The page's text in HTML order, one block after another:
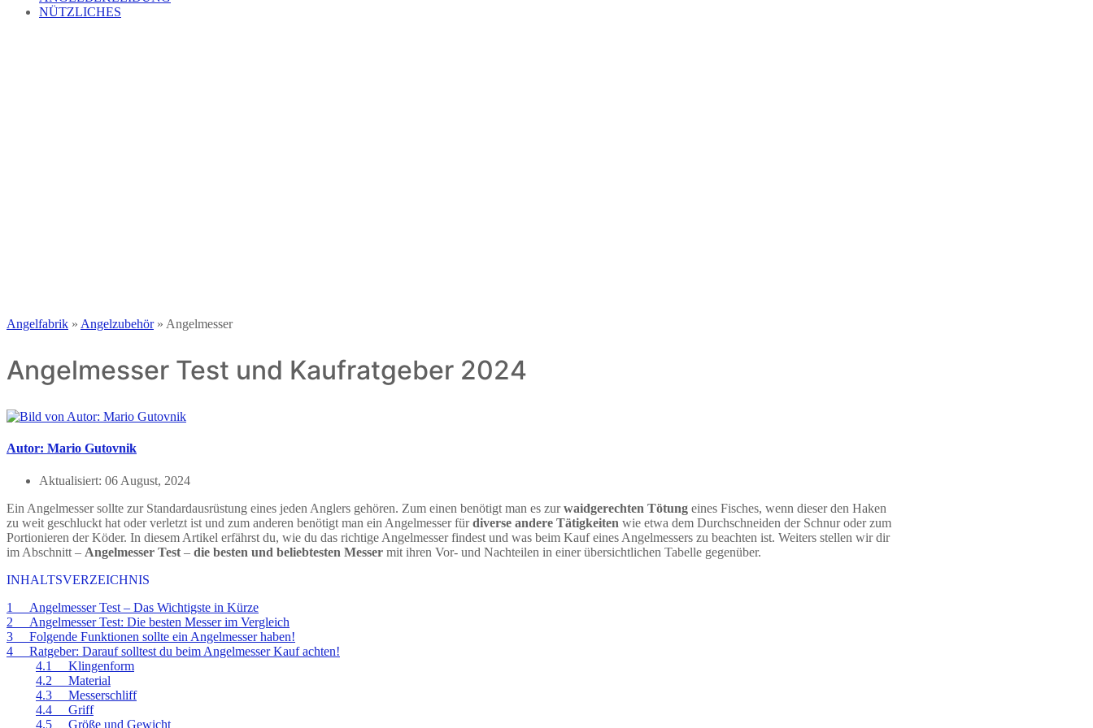
NÜTZLICHES
Angelfabrik » Angelzubehör» Angelmesser
Angelmesser Test und Kaufratgeber 2024
Autor: Mario Gutovnik
Aktualisiert: 06 August, 2024
Ein Angelmesser sollte zur Standardausrüstung eines jeden Anglers gehören. Zum einen benötigt man es zurwaidgerechten Tötung eines Fisches, wenn dieser den Haken
zu weit geschluckt hat oder verletzt ist und zum anderen benötigt man ein Angelmesser fürdiverse andere Tätigkeiten wie etwa dem Durchschneiden der Schnur oder zum
Portionieren der Köder. In diesem Artikel erfährst du, wie du das richtige Angelmesser findest und was beim Kauf eines Angelmessers zu beachten ist. Weiters stellen wir dir
im Abschnitt – Angelmesser Test – die besten und beliebtesten Messer mit ihren Vor- und Nachteilen in einer übersichtlichen Tabelle gegenüber.
INHALTSVERZEICHNIS
1 Angelmesser Test – Das Wichtigste in Kürze
2 Angelmesser Test: Die besten Messer im Vergleich
3 Folgende Funktionen sollte ein Angelmesser haben!
4 Ratgeber: Darauf solltest du beim Angelmesser Kauf achten!
4.1 Klingenform
4.2 Material
4.3 Messerschliff
4.4 Griff
4.5 Größe und Gewicht